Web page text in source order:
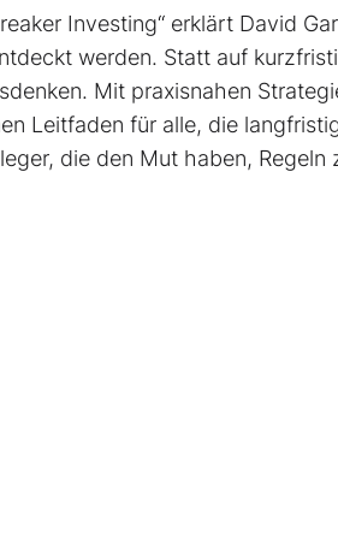
Investing“ erklärt David
werden. Statt auf
Mit praxisnahen
Leit­faden für alle, die
die den Mut haben, Regeln